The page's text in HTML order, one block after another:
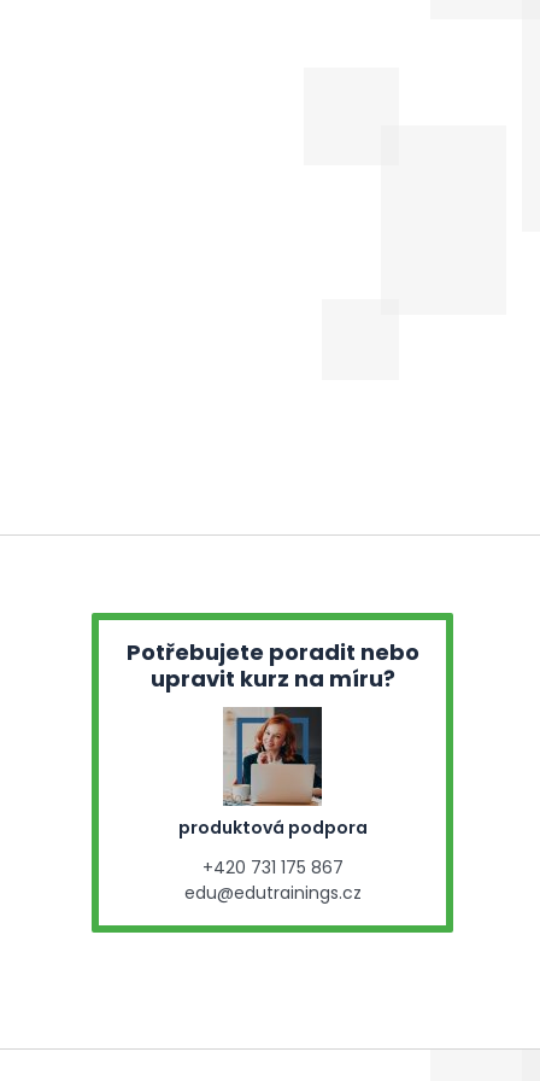
Potřebujete poradit nebo
upravit kurz na míru?
produktová podpora
+420 731 175 867
edu@edutrainings.cz